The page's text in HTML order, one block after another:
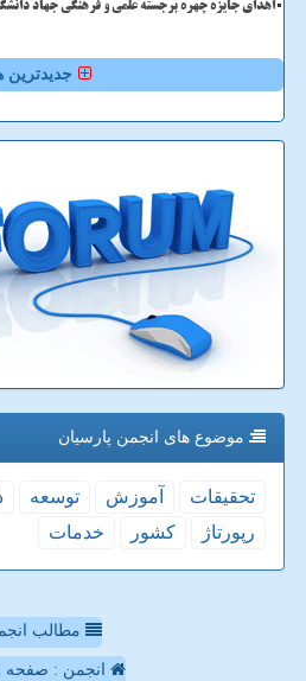
اهدای جایزه چهره برجسته علمی و فرهنگی جهاد
جدیدترین
موضوع های انجمن پارسیان
تحقیقات آموزش توسعه
رپورتاژ
كشور خدمات
مطالب
انجمن : صفحه